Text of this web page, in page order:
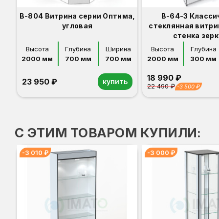
В-804 Витрина серии Оптима,
угловая
Высота
2000 мм
Глубина
700 мм
Ширина
700 мм
23 950 ₽ купить
В-64-З
стеклянная
стенка
Высота
2000 мм
Глубина
300 мм
18 990 ₽
22 490 ₽ -3 500 ₽
С ЭТИМ ТОВАРОМ КУПИЛИ:
-3 010 ₽ -3 000 ₽